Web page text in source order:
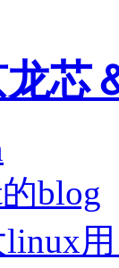
芯
blog